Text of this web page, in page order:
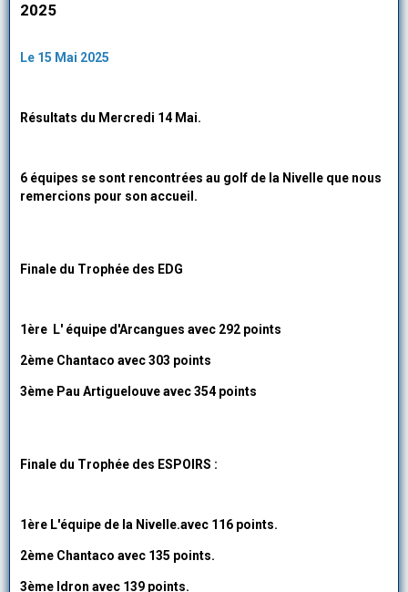
2025
Le 15 Mai 2025
Résultats du Mercredi 14 Mai.
6 équipes se sont rencontrées au golf de la Nivelle que nous
remercions pour son accueil.
Finale du Trophée des EDG
1ère L' équipe d'Arcangues avec 292 points
2ème Chantaco avec 303 points
3ème Pau Artiguelouve avec 354 points
Finale du Trophée des ESPOIRS :
1ère L'équipe de la Nivelle.avec 116 points.
2ème Chantaco avec 135 points.
3ème Idron avec 139 points.